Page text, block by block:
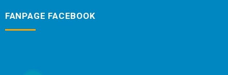
FANPAGE FACEBOOK